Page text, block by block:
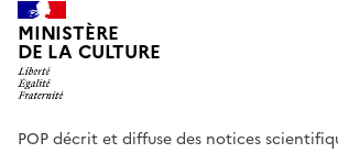
MINISTÈRE
DE LA CULTURE
POP décrit et diffuse des notices